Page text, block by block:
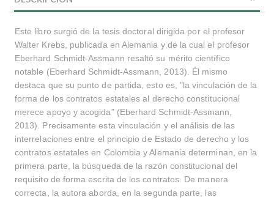
Este libro surgió de la tesis doctoral dirigida por el profesor
Walter Krebs, publicada en Alemania y de la cual el profesor
Eberhard Schmidt-Assmann resaltó su mérito científico
notable (Eberhard Schmidt-Assmann, 2013). Él mismo
destaca que su punto de partida, esto es, "la vinculación de la
forma de los contratos estatales al derecho constitucional
merece apoyo y acogida" (Eberhard Schmidt-Assmann,
2013). Precisamente esta vinculación y el análisis de las
interrelaciones entre el principio de Estado de derecho y los
contratos estatales en Colombia y Alemania determinan, en la
primera parte, la búsqueda de la razón constitucional del
requisito de forma escrita de los contratos. De manera
correcta, la autora aborda, en la segunda parte, las